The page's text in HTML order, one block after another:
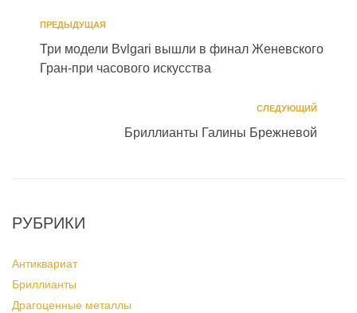
ПРЕДЫДУЩАЯ
Три модели Bvlgari вышли в финал Женевского
Гран-при часового искусства
СЛЕДУЮЩИЙ
Бриллианты Галины Брежневой
РУБРИКИ
Антиквариат
Бриллианты
Драгоценные металлы